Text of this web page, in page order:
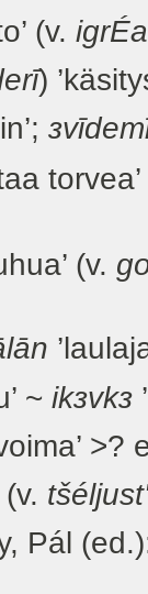
(v. igrÉa
)
(v.
~ ikзvkз
(v. tšéljust'
Pál